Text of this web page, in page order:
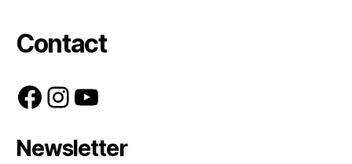
Contact
Facebook
Instagram
YouTube
Newsletter